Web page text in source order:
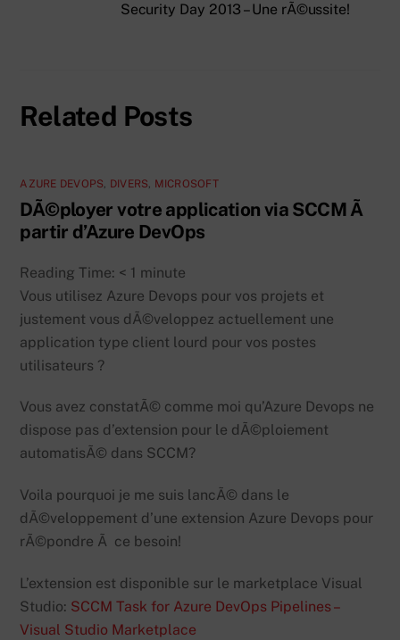
Security Day 2013 – Une rÃ©ussite!
Related Posts
AZURE DEVOPS DIVERS MICROSOFT
DÃ©ployer votre application via SCCM Ã
partir d’Azure DevOps
Reading Time: < 1 minute
Vous utilisez Azure Devops pour vos projets et
justement vous dÃ©veloppez actuellement une
application type client lourd pour vos postes
utilisateurs ?
Vous avez constatÃ© comme moi qu’Azure Devops ne
dispose pas d’extension pour le dÃ©ploiement
automatisÃ© dans SCCM?
Voila pourquoi je me suis lancÃ© dans le
dÃ©veloppement d’une extension Azure Devops pour
rÃ©pondre Ã ce besoin!
L’extension est disponible sur le marketplace Visual
Studio: SCCM Task for Azure DevOps Pipelines –
Visual Studio Marketplace